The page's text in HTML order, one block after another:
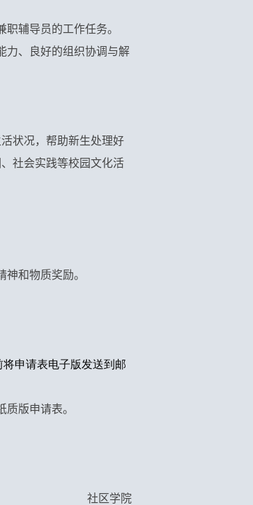
辅导员的工作任务。
力、良好的组织协调与解
状况，帮助新生处理好
社会实践等校园文化活
和物质奖励。
将申请表电子版发送到邮
版申请表。
社区学院